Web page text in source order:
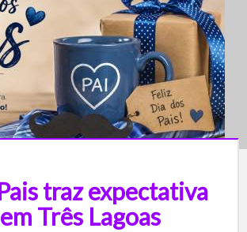
traz expectativa
Três Lagoas